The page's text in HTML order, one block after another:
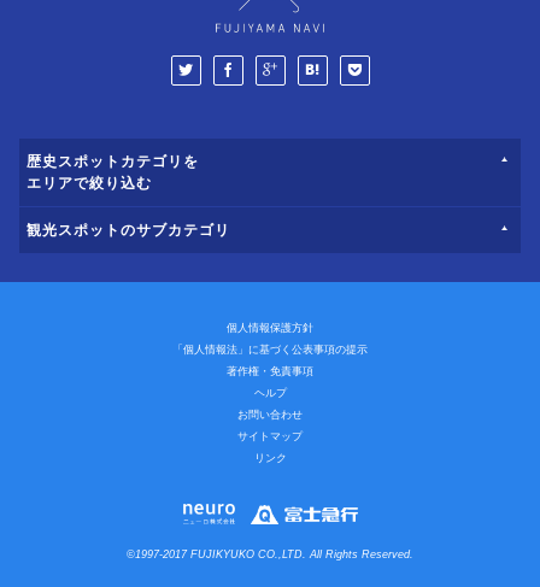
歴史スポットカテゴリを
エリアで絞り込む
観光スポットのサブカテゴリ
個人情報保護方針
「個人情報法」に基づく公表事項の提示
著作権・免責事項
ヘルプ
お問い合わせ
サイトマップ
リンク
©1997-2017 FUJIKYUKO CO.,LTD. All Rights Reserved.